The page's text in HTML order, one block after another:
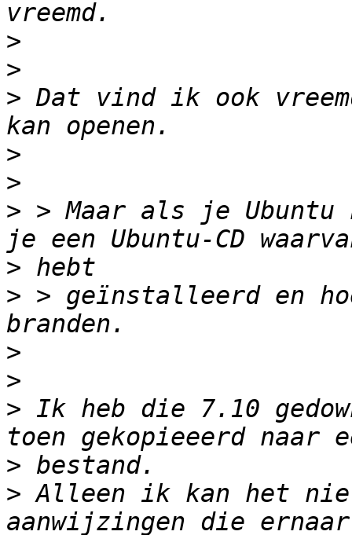
>
>
> Dat vind ik ook
>
>
> > Maar als je
>
> > geïnstalleerd en
>
>
> Ik heb die 7.10
>
> Alleen ik kan het